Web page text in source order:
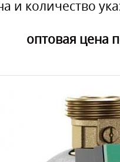
и количество
оптовая цена